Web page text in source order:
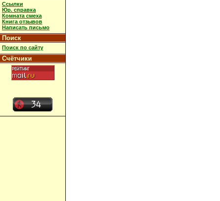
Ссылки
Юр. справка
Комната смеха
Книга отзывов
Написать письмо
Поиск
Поиск по сайту
Счётчики